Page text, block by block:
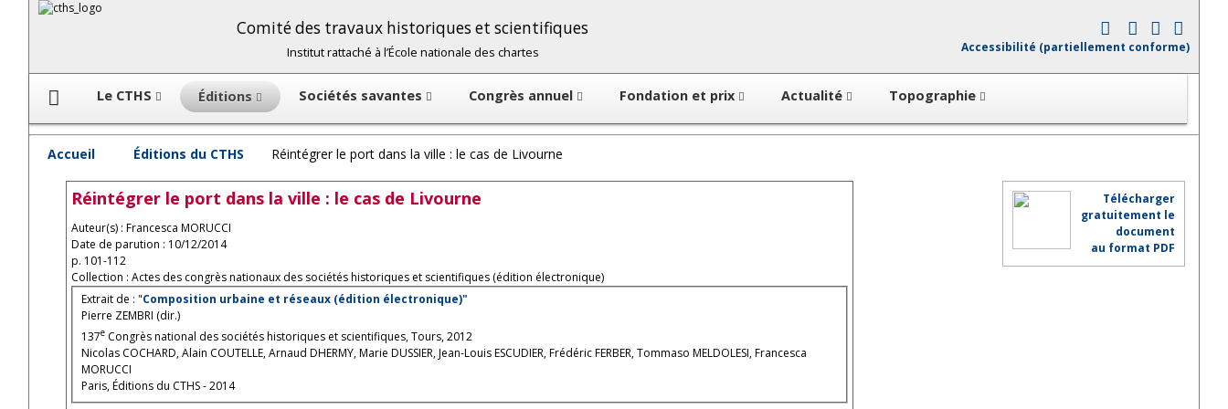
Comité des travaux historiques et scientifiques
Institut rattaché à l’École nationale des chartes Accessibilité (partiellement conforme)
Le CTHS Éditions Sociétés savantes Congrès annuel Fondation et prix Actualité Topographie
Accueil Éditions du CTHS Réintégrer le port dans la ville : le cas de Livourne
Réintégrer le port dans la ville : le cas de Livourne
Auteur(s) : Francesca MORUCCI
Date de parution : 10/12/2014
p. 101-112
Collection : Actes des congrès nationaux des sociétés historiques et scientifiques (édition électronique)
Extrait de : "Composition urbaine et réseaux (édition électronique)"
Pierre ZEMBRI (dir.)
137e Congrès national des sociétés historiques et scientifiques, Tours, 2012
Nicolas COCHARD, Alain COUTELLE, Arnaud DHERMY, Marie DUSSIER, Jean-Louis ESCUDIER, Frédéric FERBER, Tommaso MELDOLESI, Francesca
MORUCCI
Paris, Éditions du CTHS - 2014
Télécharger
gratuitement le
document
au format PDF